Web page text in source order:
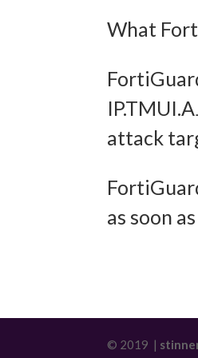
What
attack
as soon
© 2019 |